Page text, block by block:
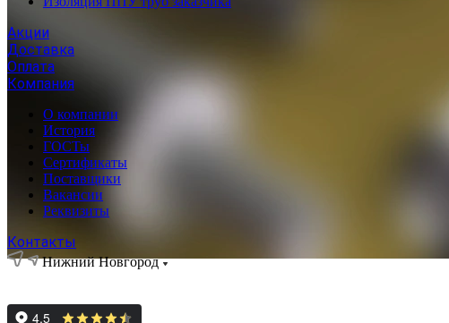
Акции
Доставка
Оплата
Компания
О компании
История
ГОСТы
Сертификаты
Поставщики
Вакансии
Реквизиты
Контакты
Нижний Новгород